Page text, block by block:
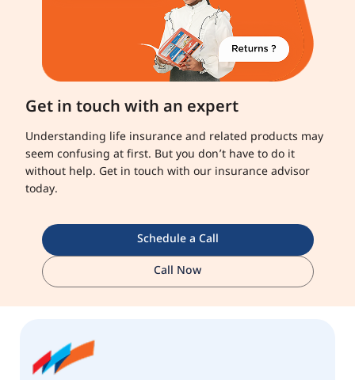
Get in touch with an expert
Understanding life insurance and related products may
seem confusing at first. But you don’t have to do it
without help. Get in touch with our insurance advisor
today.
Schedule a Call
Call Now